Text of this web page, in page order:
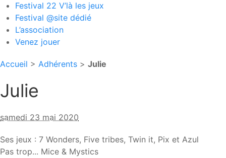
Festival 22 V’là les jeux
Festival @site dédié
L’association
Venez jouer
Accueil > Adhérents > Julie
Julie
samedi 23 mai 2020
Ses jeux : 7 Wonders, Five tribes, Twin it, Pix et Azul
Pas trop... Mice & Mystics